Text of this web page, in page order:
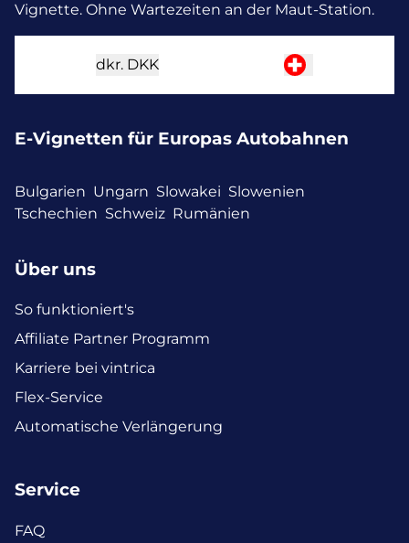
Vignette. Ohne Wartezeiten an der Maut-Station.
dkr. DKK
E-Vignetten für Europas Autobahnen
Bulgarien Ungarn Slowakei Slowenien
Tschechien Schweiz Rumänien
Über uns
So funktioniert's
Affiliate Partner Programm
Karriere bei vintrica
Flex-Service
Automatische Verlängerung
Service
FAQ